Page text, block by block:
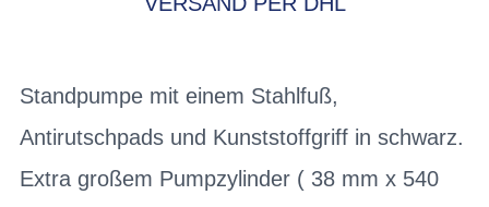
Standpumpe mit einem Stahlfuß,
Antirutschpads und Kunststoffgriff in schwarz.
Extra großem Pumpzylinder ( 38 mm x 540